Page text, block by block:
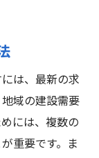
要性
術
ェックリス
と将来性
の見通し
は、最新の求
域の建設需要
には、複数の
重要です。ま